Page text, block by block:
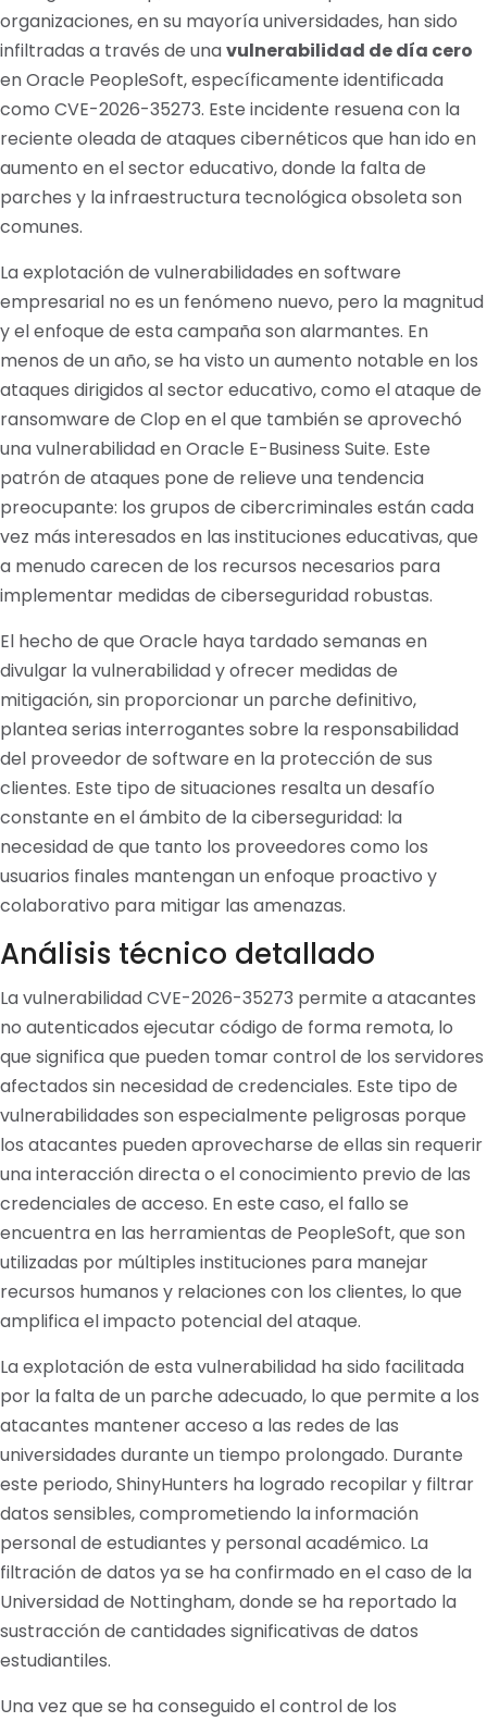
organizaciones, en su mayoría universidades, han sido
infiltradas a través de unavulnerabilidad de día cero
en Oracle PeopleSoft, específicamente identificada
como CVE-2026-35273. Este incidente resuena con la
reciente oleada de ataques cibernéticos que han ido en
aumento en el sector educativo, donde la falta de
parches y la infraestructura tecnológica obsoleta son
comunes.
La explotación de vulnerabilidades en software
empresarial no es un fenómeno nuevo, pero la magnitud
y el enfoque de esta campaña son alarmantes. En
menos de un año, se ha visto un aumento notable en los
ataques dirigidos al sector educativo, como el ataque de
ransomware de Clop en el que también se aprovechó
una vulnerabilidad en Oracle E-Business Suite. Este
patrón de ataques pone de relieve una tendencia
preocupante: los grupos de cibercriminales están cada
vez más interesados en las instituciones educativas, que
a menudo carecen de los recursos necesarios para
implementar medidas de ciberseguridad robustas.
El hecho de que Oracle haya tardado semanas en
divulgar la vulnerabilidad y ofrecer medidas de
mitigación, sin proporcionar un parche definitivo,
plantea serias interrogantes sobre la responsabilidad
del proveedor de software en la protección de sus
clientes. Este tipo de situaciones resalta un desafío
constante en el ámbito de la ciberseguridad: la
necesidad de que tanto los proveedores como los
usuarios finales mantengan un enfoque proactivo y
colaborativo para mitigar las amenazas.
Análisis técnico detallado
La vulnerabilidad CVE-2026-35273 permite a atacantes
no autenticados ejecutar código de forma remota, lo
que significa que pueden tomar control de los servidores
afectados sin necesidad de credenciales. Este tipo de
vulnerabilidades son especialmente peligrosas porque
los atacantes pueden aprovecharse de ellas sin requerir
una interacción directa o el conocimiento previo de las
credenciales de acceso. En este caso, el fallo se
encuentra en las herramientas de PeopleSoft, que son
utilizadas por múltiples instituciones para manejar
recursos humanos y relaciones con los clientes, lo que
amplifica el impacto potencial del ataque.
La explotación de esta vulnerabilidad ha sido facilitada
por la falta de un parche adecuado, lo que permite a los
atacantes mantener acceso a las redes de las
universidades durante un tiempo prolongado. Durante
este periodo, ShinyHunters ha logrado recopilar y filtrar
datos sensibles, comprometiendo la información
personal de estudiantes y personal académico. La
filtración de datos ya se ha confirmado en el caso de la
Universidad de Nottingham, donde se ha reportado la
sustracción de cantidades significativas de datos
estudiantiles.
Una vez que se ha conseguido el control de los